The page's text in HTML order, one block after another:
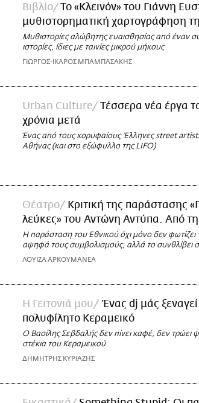
Βιβλίο Το «Κλεινόν» του Γιάννη
μυθιστορηματική χαρτογράφηση
Μυθιστορίες αλώβητης ευαισθησίας από έναν
ιστορίες, ίδιες με ταινίες μικρού μήκους
ΓΙΩΡΓΟΣ-ΙΚΑΡΟΣ ΜΠΑΜΠΑΣΑΚΗΣ
Urban Culture
Τέσσερα νέα έργα
χρόνια μετά
Ένας από τους κορυφαίους Έλληνες street
Αθήνας (και στο εξώφυλλο της LIFO)
Θέατρο
Κριτική της παράστασης
λεύκες» του Αντώνη Αντύπα. Από
Η παράσταση του Εθνικού όχι μόνο δεν φωτίζει
αψηφά τους συμβολισμούς, αλλά το συνθλίβει
ΛΟΥΙΖΑ ΑΡΚΟΥΜΑΝΕΑ
Η Γειτονιά μου
Ένας dj μάς
πολυφίλητο Κεραμεικό
O Βασίλης Σεβδαλής δεν πίνει καφέ, δεν τρώει
στέκια του Κεραμεικού
ΔΗΜΗΤΡΗΣ ΚΥΡΙΑΖΗΣ